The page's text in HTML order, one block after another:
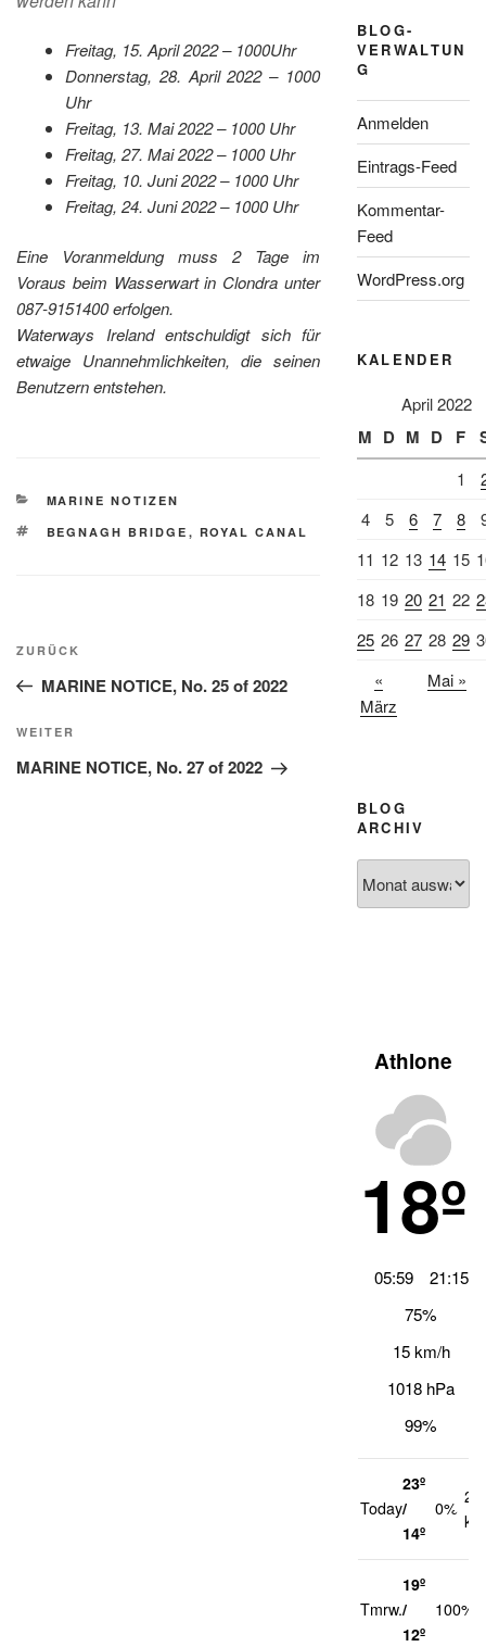
Freitag, 15. April 2022 – 1000Uhr
Donnerstag, 28. April 2022 – 1000
Uhr
Freitag, 13. Mai 2022 – 1000 Uhr
Freitag, 27. Mai 2022 – 1000 Uhr
Freitag, 10. Juni 2022 – 1000 Uhr
Freitag, 24. Juni 2022 – 1000 Uhr
Eine Voranmeldung muss 2 Tage im
Voraus beim Wasserwart in Clondra unter
087-9151400 erfolgen.
Waterways Ireland entschuldigt sich für
etwaige Unannehmlichkeiten, die seinen
Benutzern entstehen.
KATEGORIEN
MARINE NOTIZEN
SCHLAGWÖRTER
BEGNAGH BRIDGE , ROYAL CANAL
Beitragsnavigation
Vorheriger
Beitrag
ZURÜCK
MARINE NOTICE, No. 25 of 2022
Nächster
Beitrag
WEITER
MARINE NOTICE, No. 27 of 2022
BLOG-
VERWALTUN
G
Anmelden
Eintrags-Feed
Kommentar-
Feed
WordPress.org
KALENDER
April 2022
M D M D F
1
4
5 6 7 8
11 12 13 14 15
18 19 20 21 22
25 26 27 28 29
«
März
Mai »
BLOG
ARCHIV
Archiv
Athlone
18º
05:59
21:15
75%
15 km/h
1018 hPa
99%
Today
23º
/
14º
0%
22
Tmrw.
19º
/
12º
100%